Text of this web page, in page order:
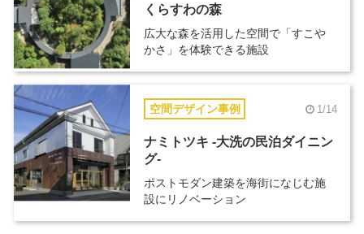
くらすわの森
広大な森を活用した空間で「すこや
かさ」を体験できる施設
空間デザイン事例 1/14
ナミトツキ -大洗の民泊ダイニン
グ-
ポストモダン建築を海街になじむ施
設にリノベーション